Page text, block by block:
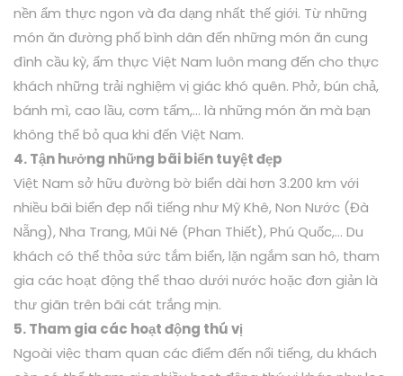
nền ẩm thực ngon và đa dạng nhất thế giới. Từ những
món ăn đường phố bình dân đến những món ăn cung
đình cầu kỳ, ẩm thực Việt Nam luôn mang đến cho thực
khách những trải nghiệm vị giác khó quên. Phở, bún chả,
bánh mì, cao lầu, cơm tấm,… là những món ăn mà bạn
không thể bỏ qua khi đến Việt Nam.
4. Tận hưởng những bãi biển tuyệt đẹp
Việt Nam sở hữu đường bờ biển dài hơn 3.200 km với
nhiều bãi biển đẹp nổi tiếng như Mỹ Khê, Non Nước (Đà
Nẵng), Nha Trang, Mũi Né (Phan Thiết), Phú Quốc,… Du
khách có thể thỏa sức tắm biển, lặn ngắm san hô, tham
gia các hoạt động thể thao dưới nước hoặc đơn giản là
thư giãn trên bãi cát trắng mịn.
5. Tham gia các hoạt động thú vị
Ngoài việc tham quan các điểm đến nổi tiếng, du khách